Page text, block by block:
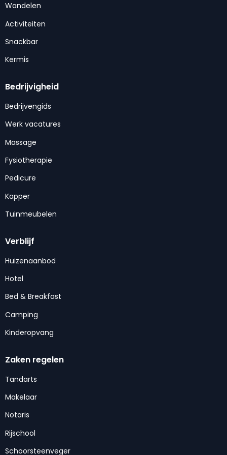
Wandelen
Activiteiten
Snackbar
Kermis
Bedrijvigheid
Bedrijvengids
Werk vacatures
Massage
Fysiotherapie
Pedicure
Kapper
Tuinmeubelen
Verblijf
Huizenaanbod
Hotel
Bed & Breakfast
Camping
Kinderopvang
Zaken regelen
Tandarts
Makelaar
Notaris
Rijschool
Schoorsteenveger